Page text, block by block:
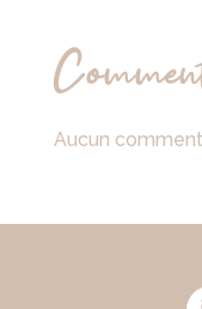
Aucun